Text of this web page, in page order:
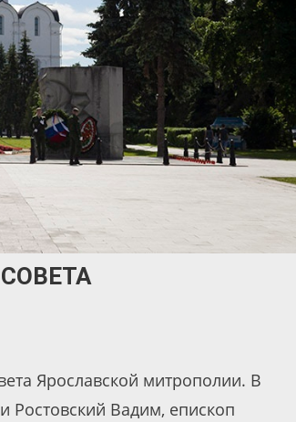
Ярославской митрополии. В
Ростовский Вадим, епископ